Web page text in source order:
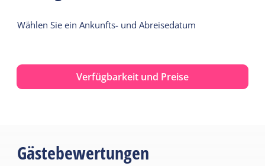
Wählen Sie ein Ankunfts- und Abreisedatum
Verfügbarkeit und Preise
Gästebewertungen